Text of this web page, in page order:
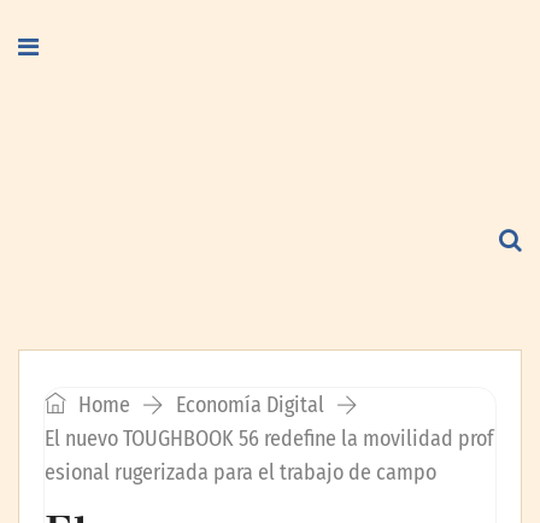
Home
Economía Digital
El nuevo TOUGHBOOK 56 redefine la movilidad prof
esional rugerizada para el trabajo de campo